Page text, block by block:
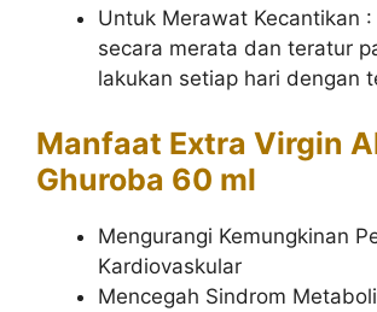
Untuk Merawat Kecantikan :
secara merata dan teratur
lakukan setiap hari dengan
Manfaat Extra Virgin
Ghuroba 60 ml
Mengurangi Kemungkinan
Kardiovaskular
Mencegah Sindrom